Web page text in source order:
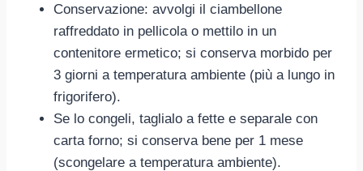
Conservazione: avvolgi il ciambellone
raffreddato in pellicola o mettilo in un
contenitore ermetico; si conserva morbido per
3 giorni a temperatura ambiente (più a lungo in
frigorifero).
Se lo congeli, taglialo a fette e separale con
carta forno; si conserva bene per 1 mese
(scongelare a temperatura ambiente).